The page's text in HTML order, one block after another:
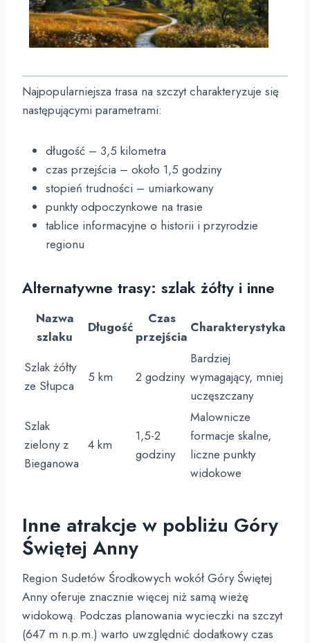
Najpopularniejsza trasa na szczyt charakteryzuje się
następującymi parametrami:
długość – 3,5 kilometra
czas przejścia – około 1,5 godziny
stopień trudności – umiarkowany
punkty odpoczynkowe na trasie
tablice informacyjne o historii i przyrodzie
regionu
Alternatywne trasy: szlak żółty i inne
Nazwa
szlaku
Długość
Czas
przejścia
Charakterystyka
Szlak żółty
ze Słupca
5 km 2 godziny
Bardziej
wymagający, mniej
uczęszczany
Szlak
zielony z
Bieganowa
4 km
1,5-2
godziny
Malownicze
formacje skalne,
liczne punkty
widokowe
Inne atrakcje w pobliżu Góry
Świętej Anny
Region Sudetów Środkowych wokół Góry Świętej
Anny oferuje znacznie więcej niż samą wieżę
widokową. Podczas planowania wycieczki na szczyt
(647 m n.p.m.) warto uwzględnić dodatkowy czas